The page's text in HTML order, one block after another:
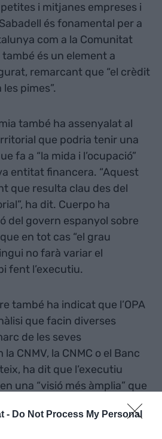
- Do Not Process My Personal
i mitjanes empreses i
és fonamental per a
com a la Comunitat
és un element a
remarcant que “el crèdit
pimes”.
també ha assenyalat al
que podria tenir una
fa a “la mida i l’ocupació”
entitat financera. “Aquest
que resulta clau des del
ha dit. Cuerpo ha
del govern espanyol sobre
en tot cas “el grau
no farà variar el
fent l’executiu.
també ha indicat que l’OPA
que facin diverses
de les seves
CNMV, la CNMC o el Banc
ha dit que l’executiu
una “visió més àmplia” que
en els paràmetres de l’OPA
els de sostenibilitat